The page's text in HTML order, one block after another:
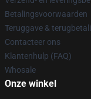
Betalingsvoorwaarden
Teruggave &
Contacteer ons
Klantenhulp (FAQ)
Whosale
Onze winkel